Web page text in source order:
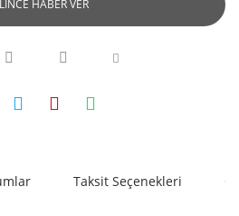
HABER VER
Taksit Seçenekleri